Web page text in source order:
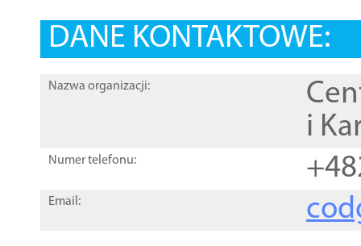
DANE KONTAKTOWE:
Nazwa organizacji:
i
Numer telefonu:
Email: